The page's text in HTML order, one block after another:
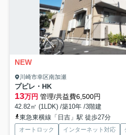
NEW
川崎市幸区南加瀬
プピレ・HK
13万円 管理/共益費6,500円
42.82㎡ (1LDK) /築10年 /3階建
東急東横線「日吉」駅 徒歩27分
オートロック インターネット対応